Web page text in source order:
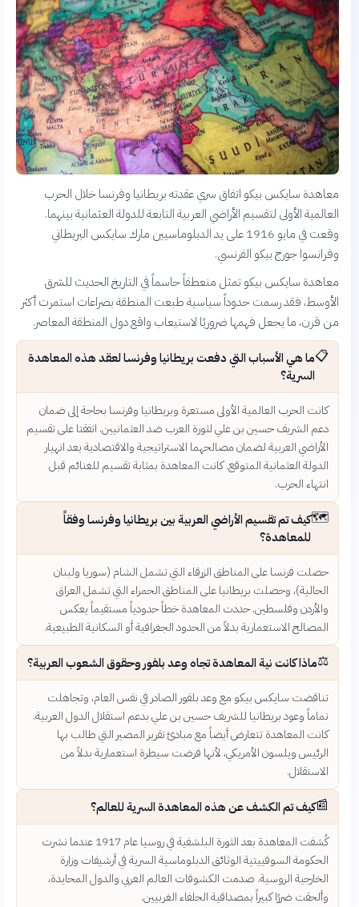
معاهدة سايكس بيكو اتفاق سري عقدته بريطانيا وفرنسا خلال الحرب
العالمية الأولى لتقسيم الأراضي العربية التابعة للدولة العثمانية بينهما.
وقعت في مايو 1916 على يد الدبلوماسيين مارك سايكس البريطاني
وفرانسوا جورج بيكو الفرنسي.
معاهدة سايكس بيكو تمثل منعطفاً حاسماً في التاريخ الحديث للشرق
الأوسط، فقد رسمت حدوداً سياسية طبعت المنطقة بصراعات استمرت أكثر
من قرن، ما يجعل فهمها ضروريًا لاستيعاب واقع دول المنطقة المعاصر.
📋ما هي الأسباب التي دفعت بريطانيا وفرنسا لعقد هذه المعاهدة
السرية؟
كانت الحرب العالمية الأولى مستعرة وبريطانيا وفرنسا بحاجة إلى ضمان
دعم الشريف حسين بن علي لثورة العرب ضد العثمانيين. اتفقتا على تقسيم
الأراضي العربية لضمان مصالحهما الاستراتيجية والاقتصادية بعد انهيار
الدولة العثمانية المتوقع. كانت المعاهدة بمثابة تقسيم للغنائم قبل
انتهاء الحرب.
🗺️كيف تم تقسيم الأراضي العربية بين بريطانيا وفرنسا وفقاً
للمعاهدة؟
حصلت فرنسا على المناطق الزرقاء التي تشمل الشام (سوريا ولبنان
الحالية)، وحصلت بريطانيا على المناطق الحمراء التي تشمل العراق
والأردن وفلسطين. حددت المعاهدة خطاً حدودياً مستقيماً يعكس
المصالح الاستعمارية بدلاً من الحدود الجغرافية أو السكانية الطبيعية.
⚖️ماذا كانت نية المعاهدة تجاه وعد بلفور وحقوق الشعوب العربية؟
تناقضت سايكس بيكو مع وعد بلفور الصادر في نفس العام، وتجاهلت
تماماً وعود بريطانيا للشريف حسين بن علي بدعم استقلال الدول العربية.
كانت المعاهدة تتعارض أيضاً مع مبادئ تقرير المصير التي طالب بها
الرئيس ويلسون الأمريكي، لأنها فرضت سيطرة استعمارية بدلاً من
الاستقلال.
📰كيف تم الكشف عن هذه المعاهدة السرية للعالم؟
كُشفت المعاهدة بعد الثورة البلشفية في روسيا عام 1917 عندما نشرت
الحكومة السوفييتية الوثائق الدبلوماسية السرية في أرشيفات وزارة
الخارجية الروسية. صدمت الكشوفات العالم العربي والدول المحايدة،
وألحقت ضررًا كبيراً بمصداقية الحلفاء الغربيين.